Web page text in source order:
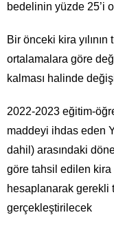
bedelinin yüzde 25’i
Bir önceki kira
ortalamalara göre
kalması halinde
2022-2023 eğitim-
maddeyi ihdas eden
dahil) arasındaki
göre tahsil edilen
hesaplanarak gerekli
gerçekleştirilecek